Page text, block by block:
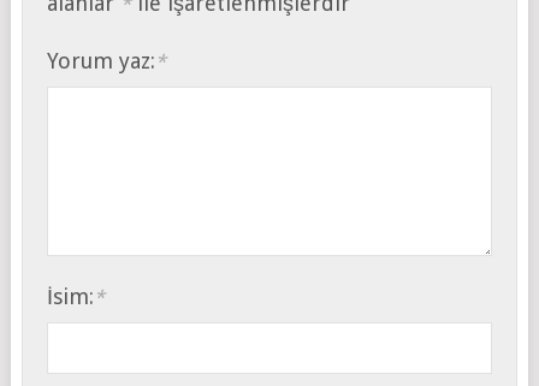
Yorum yaz: *
İsim: *